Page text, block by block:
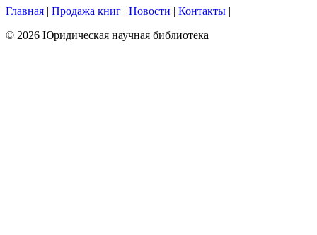
Главная | Продажа книг | Новости | Контакты |
© 2026 Юридическая научная библиотека